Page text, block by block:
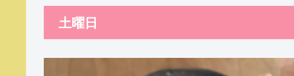
土曜日